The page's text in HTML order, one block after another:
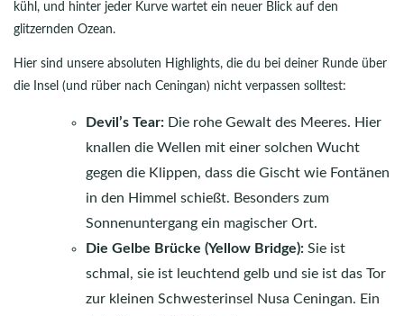
kühl, und hinter jeder Kurve wartet ein neuer Blick auf den
glitzernden Ozean.
Hier sind unsere absoluten Highlights, die du bei deiner Runde über
die Insel (und rüber nach Ceningan) nicht verpassen solltest:
Devil’s Tear: Die rohe Gewalt des Meeres. Hier
knallen die Wellen mit einer solchen Wucht
gegen die Klippen, dass die Gischt wie Fontänen
in den Himmel schießt. Besonders zum
Sonnenuntergang ein magischer Ort.
Die Gelbe Brücke (Yellow Bridge): Sie ist
schmal, sie ist leuchtend gelb und sie ist das Tor
zur kleinen Schwesterinsel Nusa Ceningan. Ein